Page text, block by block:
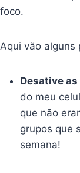
foco.
Aqui vão alguns
Desative
do meu
que não
grupos que
semana!